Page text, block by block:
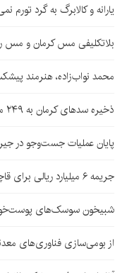
یارانه و کالابرگ به گرد تورم
بلاتکلیفی مس کرمان و مس
محمد نواب‌زاده، هنرمند
ذخیره سدهای کرمان به ۲۴۹ میلیون مترمکعب رسید
پایان عملیات جست‌وجو در جیرفت؛ کودک ۴
جریمه ۶ میلیارد ریالی برای قاچاقچی نارنگی پاکستانی در بافت
شبیخون سوسک‌های
از بومی‌سازی فناوری‌های